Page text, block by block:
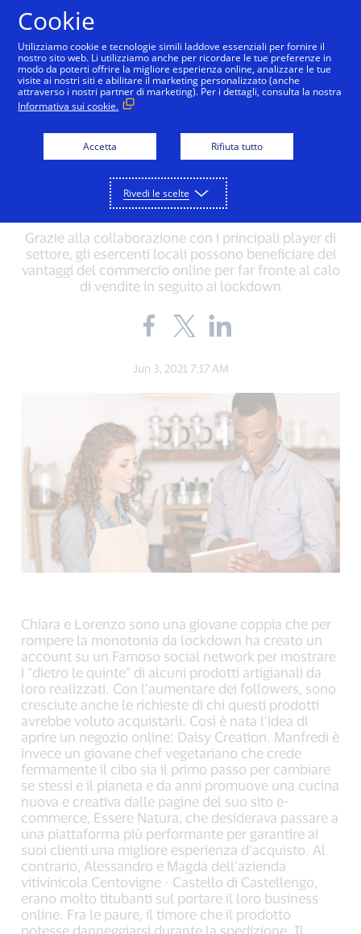
INNOVATION
La nuova iniziativa di Visa
a sostegno delle PMI
italiane
Grazie alla collaborazione con i principali player di
settore, gli esercenti locali possono beneficiare dei
vantaggi del commercio online per far fronte al calo
di vendite in seguito ai lockdown
Share
the
on
Facebook
open
new
window).
Share
the
on
Twitter
open
new
window).
link,
open
new
window).
Jun 3, 2021 7:17 AM
Chiara e Lorenzo sono una giovane coppia che per
rompere la monotonia da lockdown ha creato un
account su un Famoso social network per mostrare
i “dietro le quinte” di alcuni prodotti artigianali da
loro realizzati. Con l’aumentare dei followers, sono
cresciute anche le richieste di chi questi prodotti
avrebbe voluto acquistarli. Così è nata l’idea di
aprire un negozio online: Daisy Creation. Manfredi è
invece un giovane chef vegetariano che crede
fermamente il cibo sia il primo passo per cambiare
se stessi e il pianeta e da anni promuove una cucina
nuova e creativa dalle pagine del suo sito e-
commerce, Essere Natura, che desiderava passare a
una piattaforma più performante per garantire ai
suoi clienti una migliore esperienza d’acquisto. Al
contrario, Alessandro e Magda dell’azienda
vitivinicola Centovigne - Castello di Castellengo,
erano molto titubanti sul portare il loro business
online. Fra le paure, il timore che il prodotto
potesse danneggiarsi durante la spedizione. Il
Cookie
Utilizziamo cookie e tecnologie simili laddove essenziali per fornire il
nostro sito web. Li utilizziamo anche per ricordare le tue preferenze in
modo da poterti offrire la migliore esperienza online, analizzare le tue
visite ai nostri siti e abilitare il marketing personalizzato (anche
attraverso i nostri partner di marketing). Per i dettagli, consulta la nostra
Informativa sui cookie.
Accetta Rifiuta tutto
Rivedi le scelte